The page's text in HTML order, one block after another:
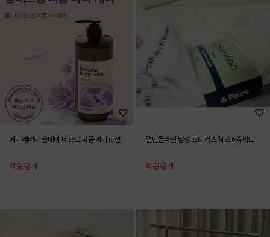
메디레머디 올데이 데오르 퍼퓸 바디로션
회원공개
캘빈클라인 남성 스니커즈 삭스 6족세트
회원공개